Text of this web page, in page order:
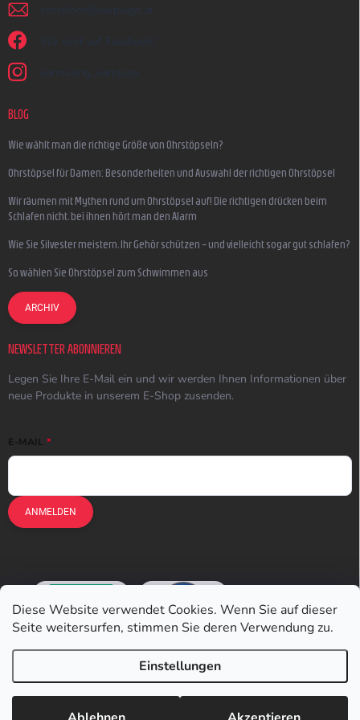
Diese Website verwendet Cookies. Wenn Sie auf dieser
Seite weitersurfen, stimmen Sie deren Verwendung zu.
Einstellungen
schreiben @ earplugs.at
Wir sind auf Facebook!
earmazing_earplugs
BLOG
Wie wählt man die richtige Größe von Ohrstöpseln?
Ohrstöpsel für Damen: Besonderheiten und Auswahl der richtigen Ohrstöpsel
Wir räumen mit Mythen rund um Ohrstöpsel auf! Die richtigen drücken beim
Schlafen nicht, bei ihnen hört man den Alarm
Wie Sie Silvester meistern, Ihr Gehör schützen – und vielleicht sogar gut schlafen?
So wählen Sie Ohrstöpsel zum Schwimmen aus
ARCHIV
NEWSLETTER ABONNIEREN
Legen Sie Ihre E-Mail ein und wir werden Ihnen Informationen über
neue Produkte in unserem E-Shop zusenden.
E-MAIL
ANMELDEN
Copyright 2026 . Alle Rechte vorbehalten.